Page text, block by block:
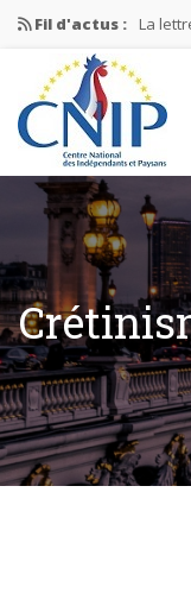
Fil d'actus : La
La
La
La